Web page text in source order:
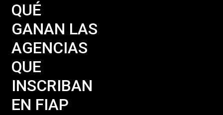
QUÉ
GANAN LAS
AGENCIAS
QUE
INSCRIBAN
EN FIAP